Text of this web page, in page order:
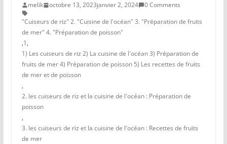
melik octobre 13, 2023janvier 2, 2024
0 Comments
"Cuiseurs de riz" 2. "Cuisine de l'océan" 3. "Préparation de fruits
de mer" 4. "Préparation de poisson"
,1,
1) Les cuiseurs de riz 2) La cuisine de l'océan 3) Préparation de
fruits de mer 4) Préparation de poisson 5) Les recettes de fruits
de mer et de poisson
,
2. les cuiseurs de riz et la cuisine de l'océan : Préparation de
poisson
,
3. les cuiseurs de riz et la cuisine de l'océan : Recettes de fruits
de mer